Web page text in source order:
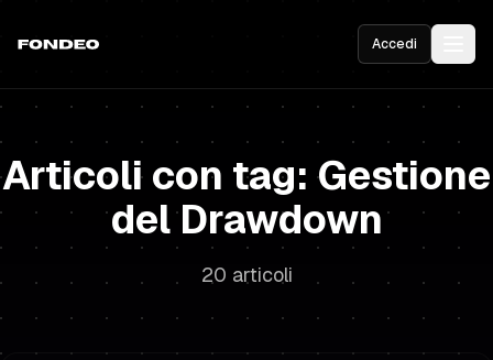
Accedi
Articoli con tag: Gestione
del Drawdown
20 articoli